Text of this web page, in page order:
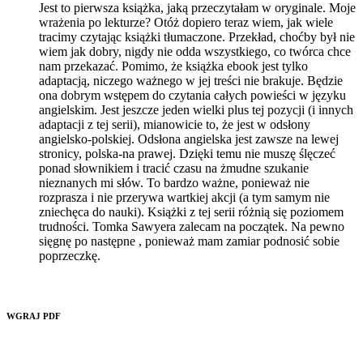
Jest to pierwsza książka, jaką przeczytałam w oryginale. Moje
wrażenia po lekturze? Otóż dopiero teraz wiem, jak wiele
tracimy czytając książki tłumaczone. Przekład, choćby był nie
wiem jak dobry, nigdy nie odda wszystkiego, co twórca chce
nam przekazać. Pomimo, że książka ebook jest tylko
adaptacją, niczego ważnego w jej treści nie brakuje. Będzie
ona dobrym wstępem do czytania całych powieści w języku
angielskim. Jest jeszcze jeden wielki plus tej pozycji (i innych
adaptacji z tej serii), mianowicie to, że jest w odsłony
angielsko-polskiej. Odsłona angielska jest zawsze na lewej
stronicy, polska-na prawej. Dzięki temu nie muszę ślęczeć
ponad słownikiem i tracić czasu na żmudne szukanie
nieznanych mi słów. To bardzo ważne, ponieważ nie
rozprasza i nie przerywa wartkiej akcji (a tym samym nie
zniechęca do nauki). Książki z tej serii różnią się poziomem
trudności. Tomka Sawyera zalecam na początek. Na pewno
sięgnę po następne , ponieważ mam zamiar podnosić sobie
poprzeczkę.
WGRAJ PDF